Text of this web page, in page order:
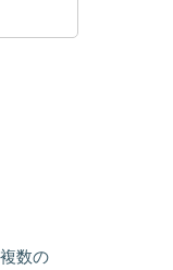
数の